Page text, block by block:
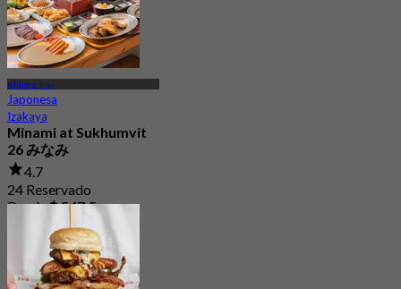
Khlong Toei
Japonesa
Izakaya
Minami at Sukhumvit
26 みなみ
4.7
24 Reservado
Desde฿ 547.5